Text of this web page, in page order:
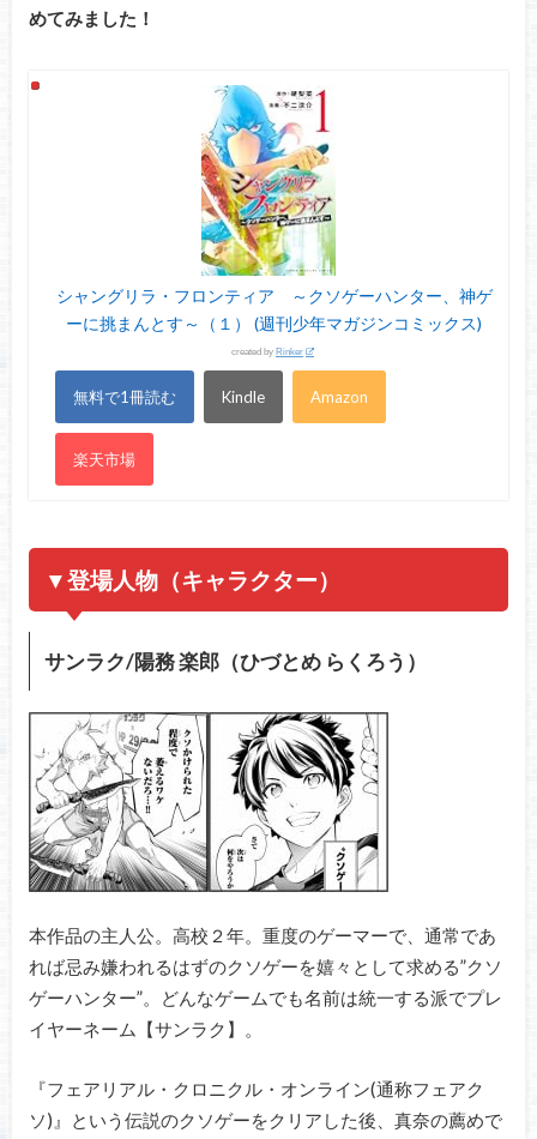
めてみました！
シャングリラ・フロンティア ～クソゲーハンター、神ゲ
ーに挑まんとす～（１） (週刊少年マガジンコミックス)
created by Rinker
無料で1冊読む Kindle Amazon
楽天市場
▼登場人物（キャラクター）
サンラク/陽務 楽郎（ひづとめ らくろう）
本作品の主人公。高校２年。重度のゲーマーで、通常であ
れば忌み嫌われるはずのクソゲーを嬉々として求める”クソ
ゲーハンター”。どんなゲームでも名前は統一する派でプレ
イヤーネーム【サンラク】。
『フェアリアル・クロニクル・オンライン(通称フェアク
ソ)』という伝説のクソゲーをクリアした後、真奈の薦めで